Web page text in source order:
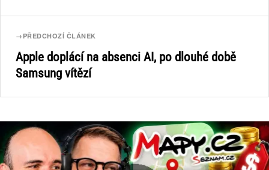
→ PŘEDCHOZÍ ČLÁNEK
Apple doplácí na absenci AI, po dlouhé době
Samsung vítězí